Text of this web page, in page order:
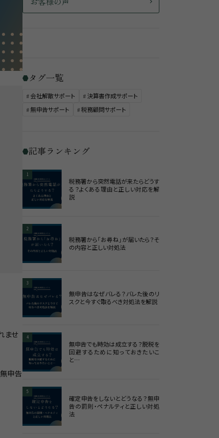
ませ
申告
タグ一覧
会社解散サポート
決算書作成サポート
無申告サポート
税務顧問サポート
記事ランキング
1
税務署から突然電話が来たらどうす
る？よくある理由と正しい対応を解
説
2
税務署から「お尋ね」が届いたら？そ
の内容と正しい対処法
3
無申告はなぜバレる？バレた後のリ
スクと今すぐ取るべき対処法を解説
4
無申告でも時効は成立する？脱税を
回避するために知っておきたいこ
と…
5
確定申告をしないとどうなる？無申
告の罰則・ペナルティと正しい対処
法